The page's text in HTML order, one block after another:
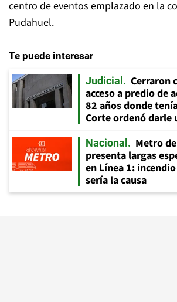
centro de eventos emplazado en la
Pudahuel.
Te puede interesar
Judicial
Cerraron
acceso a predio de
82 años donde
Corte ordenó darle
Nacional
Metro
presenta largas
en Línea 1:
sería la causa